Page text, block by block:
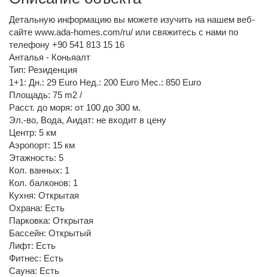
Детальную информацию вы можете изучить на нашем веб-
сайте www.ada-homes.com/ru/ или свяжитесь с нами по
телефону +90 541 813 15 16
Анталья - Коньяалт
Тип: Резиденция
1+1: Дн.: 29 Euro Нед.: 200 Euro Мес.: 850 Euro
Площадь: 75 m2 /
Расст. до моря: от 100 до 300 м.
Эл.-во, Вода, Аидат: не входит в цену
Центр: 5 км
Аэропорт: 15 км
Этажность: 5
Кол. ванных: 1
Кол. балконов: 1
Кухня: Открытая
Охрана: Есть
Парковка: Открытая
Бассейн: Открытый
Лифт: Есть
Фитнес: Есть
Сауна: Есть